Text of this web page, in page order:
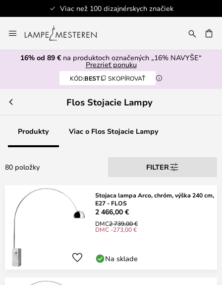
než 100 dizajnérskych značiek
to
Content
16% od 89 € na produktoch označených „16% NAVYŠE“
Prezrieť ponuku
KÓD:BEST SKOPÍROVAŤ
Flos Stojacie Lampy
Produkty Viac o Flos Stojacie Lampy
80 položky FILTER
Stojaca lampa Arco, chróm, výška 240 cm,
E27 - FLOS
2 466,00 €
DMC2 739,00 €
DMC -273,00 €
Na sklade